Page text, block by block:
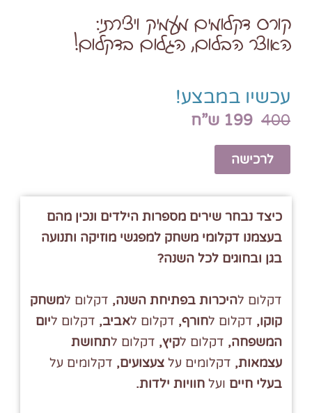
קורס דקלומים מעמיק ויצירתי:
האוצר הבלום, הגלום בדקלום!
עכשיו במבצע!
400
לרכישה
כיצד נבחר שירים מספרות הילדים ונכין מהם
בעצמנו דקלומי משחק למפגשי מוזיקה ותנועה
בגן ובחוגים לכל השנה?
דקלום להיכרות בפתיחת השנה, דקלום למשחק
קוקו, דקלום לחורף, דקלום לאביב, דקלום ליום
המשפחה, דקלום לקיץ, דקלום לתחושת
עצמאות, דקלומים על צעצועים, דקלומים על
בעלי חיים ועל חוויות ילדות.